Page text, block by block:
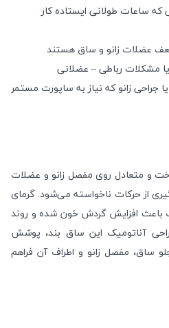
که ساعات طولانی ایستاده کار
عضلات زانو و ساق هستند
یا مشکلات رباطی – عضلانی
جراحی زانو که نیاز به ساپورت مستمر
و متعادل روی مفصل زانو و عضلات
از حرکات ناخواسته می‌شود. گرمای
باعث افزایش گردش خون شده و روند
آناتومیک این ساق بند، پوشش
ساق، مفصل زانو و اطراف آن فراهم